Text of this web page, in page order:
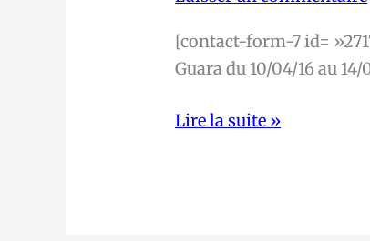
[contact-form-7 id=
Guara du 10/04/16 au 14/
Lire la suite »